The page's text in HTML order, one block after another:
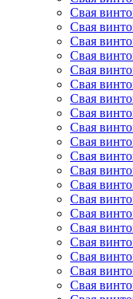
Свая
Свая
Свая
Свая
Свая
Свая
Свая
Свая
Свая
Свая
Свая
Свая
Свая
Свая
Свая
Свая
Свая
Свая
Свая
Свая